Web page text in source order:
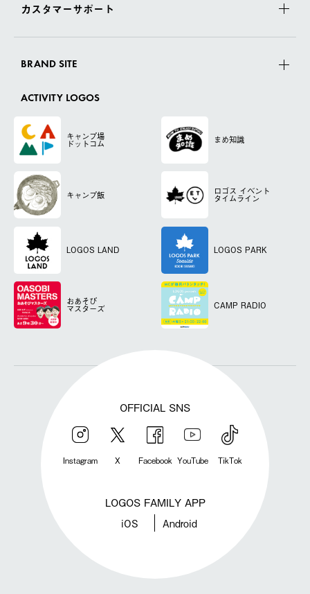
カスタマーサポート
BRAND SITE
ACTIVITY LOGOS
キャンプ場
ドットコム まめ知識
キャンプ飯 ロゴス イベント
タイムライン
LOGOS LAND LOGOS PARK
おあそび
マスターズ CAMP RADIO
OFFICIAL SNS
Instagram X Facebook YouTube TikTok
LOGOS FAMILY APP
iOS Android